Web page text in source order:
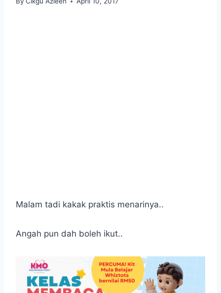
Malam tadi kakak praktis menarinya..
Angah pun dah boleh ikut..